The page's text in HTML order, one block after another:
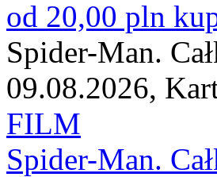
od 20,00 pln
Spider-Man.
09.08.2026,
FILM
Spider-Man.